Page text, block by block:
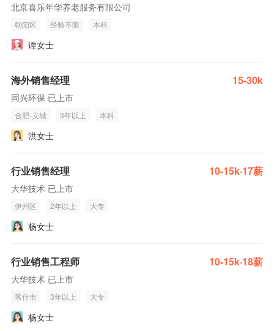
北京喜乐年华养老服务有限公司
朝阳区 经验不限 本科
谭女士
海外销售经理 15-30k
同兴环保 已上市
合肥-义城 3年以上 本科
洪女士
行业销售经理 10-15k·17薪
大华技术 已上市
伊州区 2年以上 大专
杨女士
行业销售工程师 10-15k·18薪
大华技术 已上市
喀什市 3年以上 大专
杨女士